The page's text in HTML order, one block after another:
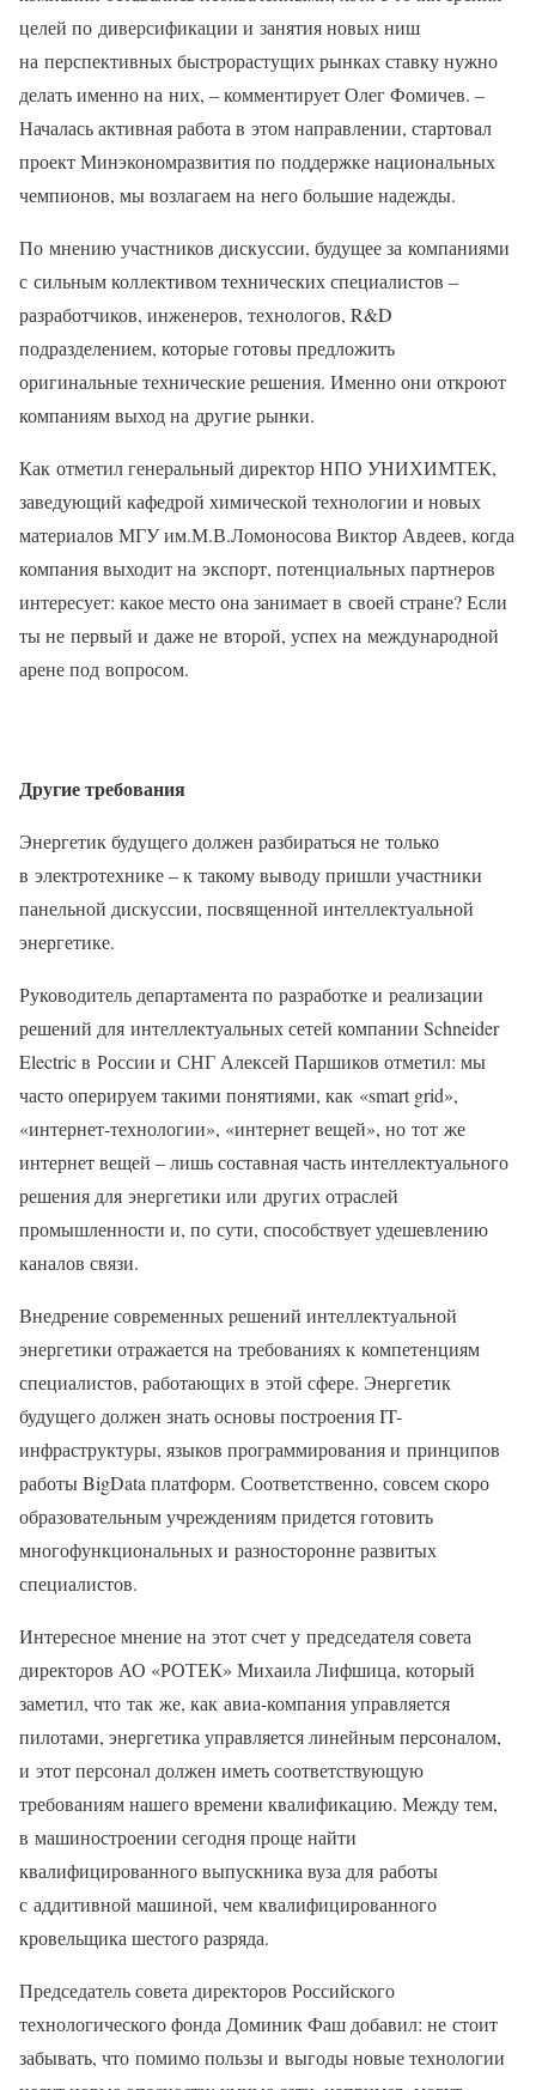
целей по диверсификации и занятия новых ниш
на перспективных быстрорастущих рынках ставку нужно
делать именно на них, – комментирует Олег Фомичев. –
Началась активная работа в этом направлении, стартовал
проект Минэкономразвития по поддержке национальных
чемпионов, мы возлагаем на него большие надежды.
По мнению участников дискуссии, будущее за компаниями
с сильным коллективом технических специалистов –
разработчиков, инженеров, технологов, R&D
подразделением, которые готовы предложить
оригинальные технические решения. Именно они откроют
компаниям выход на другие рынки.
Как отметил генеральный директор НПО УНИХИМТЕК,
заведующий кафедрой химической технологии и новых
материалов МГУ им.М.В.Ломоносова Виктор Авдеев, когда
компания выходит на экспорт, потенциальных партнеров
интересует: какое место она занимает в своей стране? Если
ты не первый и даже не второй, успех на международной
арене под вопросом.
Другие требования
Энергетик будущего должен разбираться не только
в электротехнике – к такому выводу пришли участники
панельной дискуссии, посвященной интеллектуальной
энергетике.
Руководитель департамента по разработке и реализации
решений для интеллектуальных сетей компании Schneider
Electric в России и СНГ Алексей Паршиков отметил: мы
часто оперируем такими понятиями, как «smart grid»,
«интернет-технологии», «интернет вещей», но тот же
интернет вещей – лишь составная часть интеллектуального
решения для энергетики или других отраслей
промышленности и, по сути, способствует удешевлению
каналов связи.
Внедрение современных решений интеллектуальной
энергетики отражается на требованиях к компетенциям
специалистов, работающих в этой сфере. Энергетик
будущего должен знать основы построения IT-
инфраструктуры, языков программирования и принципов
работы BigData платформ. Соответственно, совсем скоро
образовательным учреждениям придется готовить
многофункциональных и разносторонне развитых
специалистов.
Интересное мнение на этот счет у председателя совета
директоров АО «РОТЕК» Михаила Лифшица, который
заметил, что так же, как авиа-компания управляется
пилотами, энергетика управляется линейным персоналом,
и этот персонал должен иметь соответствующую
требованиям нашего времени квалификацию. Между тем,
в машиностроении сегодня проще найти
квалифицированного выпускника вуза для работы
с аддитивной машиной, чем квалифицированного
кровельщика шестого разряда.
Председатель совета директоров Российского
технологического фонда Доминик Фаш добавил: не стоит
забывать, что помимо пользы и выгоды новые технологии